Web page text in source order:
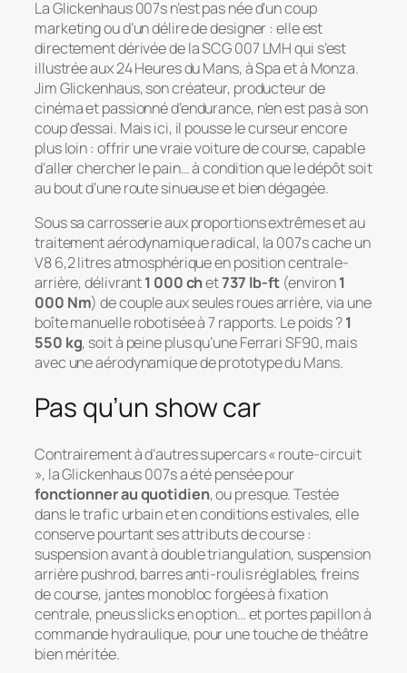
La Glickenhaus 007s n’est pas née d’un coup
marketing ou d’un délire de designer : elle est
directement dérivée de la SCG 007 LMH qui s’est
illustrée aux 24 Heures du Mans, à Spa et à Monza.
Jim Glickenhaus, son créateur, producteur de
cinéma et passionné d’endurance, n’en est pas à son
coup d’essai. Mais ici, il pousse le curseur encore
plus loin : offrir une vraie voiture de course, capable
d’aller chercher le pain… à condition que le dépôt soit
au bout d’une route sinueuse et bien dégagée.
Sous sa carrosserie aux proportions extrêmes et au
traitement aérodynamique radical, la 007s cache un
V8 6,2 litres atmosphérique en position centrale-
arrière, délivrant1 000 chet737 lb-ft (environ1
000 Nm) de couple aux seules roues arrière, via une
boîte manuelle robotisée à 7 rapports. Le poids ?1
550 kg, soit à peine plus qu’une Ferrari SF90, mais
avec une aérodynamique de prototype du Mans.
Pas qu’un show car
Contrairement à d’autres supercars « route-circuit
», la Glickenhaus 007s a été pensée pour
fonctionner au quotidien, ou presque. Testée
dans le trafic urbain et en conditions estivales, elle
conserve pourtant ses attributs de course :
suspension avant à double triangulation, suspension
arrière pushrod, barres anti-roulis réglables, freins
de course, jantes monobloc forgées à fixation
centrale, pneus slicks en option… et portes papillon à
commande hydraulique, pour une touche de théâtre
bien méritée.